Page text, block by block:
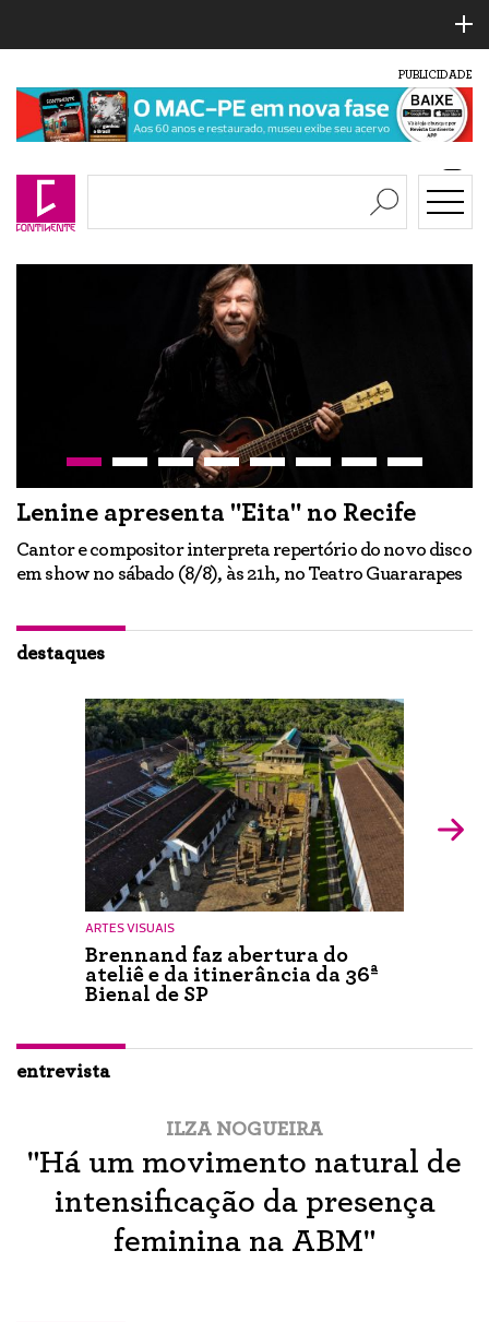
PUBLICIDADE
Lenine apresenta "Eita" no Recife
Cantor e compositor interpreta repertório do novo disco
em show no sábado (8/8), às 21h, no Teatro Guararapes
destaques
ARTES VISUAIS
Brennand faz abertura do
ateliê e da itinerância da 36ª
Bienal de SP
entrevista
ILZA NOGUEIRA
"Há um movimento natural de
intensificação da presença
feminina na ABM"